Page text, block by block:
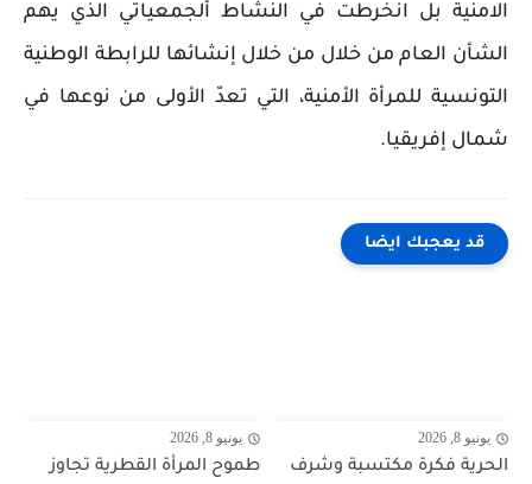
الامنية بل انخرطت في النشاط ألجمعياتي الذي يهم
الشأن العام من خلال من خلال إنشائها للرابطة الوطنية
التونسية للمرأة الأمنية، التي تعدّ الأولى من نوعها في
شمال إفريقيا.
قد يعجبك ايضا
يونيو 8, 2026
الحرية فكرة مكتسبة وشرف
يونيو 8, 2026
طموح المرأة القطرية تجاوز